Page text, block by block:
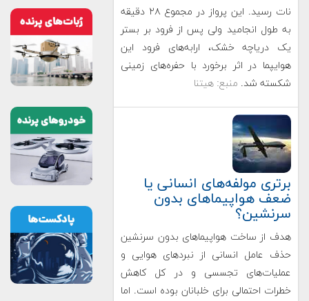
نات رسید. این پرواز در مجموع ۲۸ دقیقه
به طول انجامید ولی پس از فرود بر بستر
یک دریاچه خشک، ارابه‌های فرود این
هوایپما در اثر برخورد با حفره‌های زمینی
شکسته شد. منبع: هیتنا
برتری مولفه‌های انسانی یا
ضعف هواپیماهای بدون
سرنشین؟
هدف از ساخت هواپیماهای بدون سرنشین
حذف عامل انسانی از نبردهای هوایی و
عملیات‌های تجسسی و در کل کاهش
خطرات احتمالی برای خلبانان بوده است. اما